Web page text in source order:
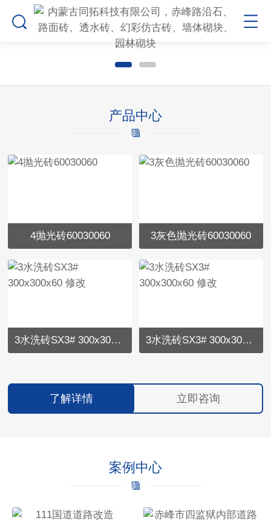
产品中心
4抛光砖60030060 3灰色抛光砖60030060
3水洗砖SX3# 300x300x60 修改 3水洗砖SX3# 300x300x60 修改
了解详情 立即咨询
案例中心